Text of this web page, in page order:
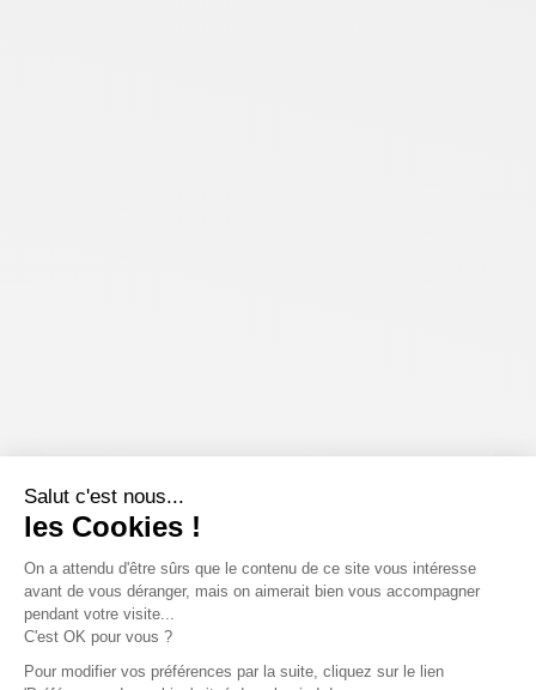
Salut c'est nous...
les Cookies !
On a attendu d'être sûrs que le contenu de ce site vous intéresse
avant de vous déranger, mais on aimerait bien vous accompagner
pendant votre visite...
C'est OK pour vous ?
Pour modifier vos préférences par la suite, cliquez sur le lien